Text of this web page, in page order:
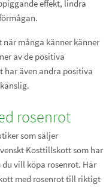
effekt, lindra
många känner känner
av de positiva
har även andra positiva
rosenrot
som säljer
Kosttillskott som har
vill köpa rosenrot. Här
med rosenrot till riktigt